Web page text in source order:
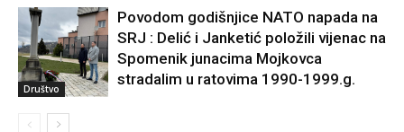
Društvo
Povodom godišnjice NATO napada na
SRJ : Delić i Janketić položili vijenac na
Spomenik junacima Mojkovca
stradalim u ratovima 1990-1999.g.